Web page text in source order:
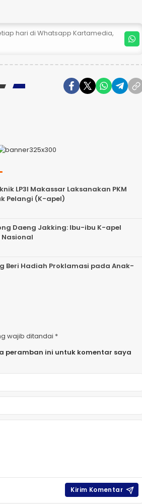
hari di Whatsapp Kartamedia,
LP3I Makassar Laksanakan PKM
Pelangi (K-apel)
Daeng Jakking: Ibu-ibu K-apel
Beri Hadiah Proklamasi pada Anak-
wajib ditandai *
peramban ini untuk komentar saya